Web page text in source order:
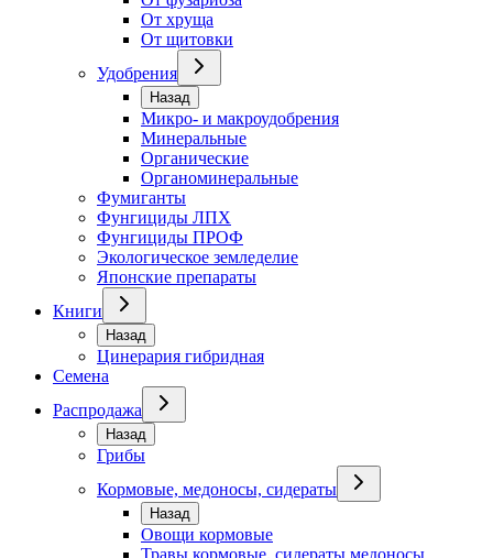
От хруща
От щитовки
Удобрения
Назад
Микро- и макроудобрения
Минеральные
Органические
Органоминеральные
Фумиганты
Фунгициды ЛПХ
Фунгициды ПРОФ
Экологическое земледелие
Японские препараты
Книги
Назад
Цинерария гибридная
Семена
Распродажа
Назад
Грибы
Кормовые, медоносы, сидераты
Назад
Овощи кормовые
Травы кормовые, сидераты медоносы